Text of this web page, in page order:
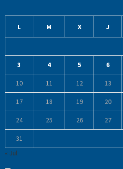
L M X J
3 4 5 6
10 11 12 13
17 18 19 20
24 25 26 27
31
« Jul